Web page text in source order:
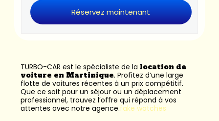
TURBO-CAR est le spécialiste de la location de
voiture en Martinique. Profitez d’une large
flotte de voitures récentes à un prix compétitif.
Que ce soit pour un séjour ou un déplacement
professionnel, trouvez l’offre qui répond à vos
attentes avec notre agence.fake watches